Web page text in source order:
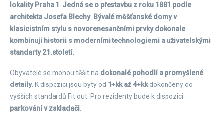
lokality Praha 1
Jedná se o přestavbu z roku 1881 podle
architekta Josefa Blechy. Bývalé měšťanské domy v
klasicistním stylu s novorenesančními prvky dokonale
kombinuji historii s moderními technologiemi a uživatelskými
standarty 21.století.
Obyvatelé se mohou těšit na dokonalé pohodlí a promyšlené
detaily. K dispozici jsou byty od 1+kk až 4+kkdokončeny do
vyšších standardů Fit out. Pro rezidenty bude k dispozici
parkování v zakladači.